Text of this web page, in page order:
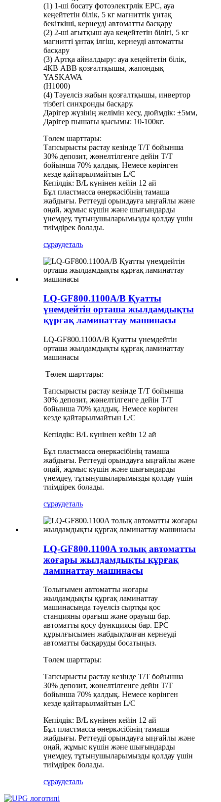
(1) 1-ші босату фотоэлектрлік EPC, ауа
кеңейтетін білік, 5 кг магниттік ұнтақ
бекіткіші, кернеуді автоматты басқару
(2) 2-ші ағытқыш ауа кеңейтетін білігі, 5 кг
магнитті ұнтақ ілгіш, кернеуді автоматты
басқару
(3) Артқа айналдыру: ауа кеңейтетін білік,
4КВ ABB қозғалтқышы, жапондық
YASKAWA
(H1000)
(4) Тәуелсіз жабын қозғалтқышы, инвертор
тізбегі синхронды басқару.
Дәрігер жүзінің желімін кесу, дюймдік: ±5мм,
Дәрігер пышағы қысымы: 10-100кг.
Төлем шарттары:
Тапсырысты растау кезінде T/T бойынша
30% депозит, жөнелтілгенге дейін T/T
бойынша 70% қалдық. Немесе көрінген
кезде қайтарылмайтын L/C
Кепілдік: B/L күнінен кейін 12 ай
Бұл пластмасса өнеркәсібінің тамаша
жабдығы. Реттеуді орындауға ыңғайлы және
оңай, жұмыс күшін және шығындарды
үнемдеу, тұтынушыларымызды қолдау үшін
тиімдірек болады.
сұраудеталь
LQ-GF800.1100A/B Қуатты
үнемдейтін орташа жылдамдықты
құрғақ ламинаттау машинасы
LQ-GF800.1100A/B Қуатты үнемдейтін
орташа жылдамдықты құрғақ ламинаттау
машинасы
Төлем шарттары:
Тапсырысты растау кезінде T/T бойынша
30% депозит, жөнелтілгенге дейін T/T
бойынша 70% қалдық. Немесе көрінген
кезде қайтарылмайтын L/C
Кепілдік: B/L күнінен кейін 12 ай
Бұл пластмасса өнеркәсібінің тамаша
жабдығы. Реттеуді орындауға ыңғайлы және
оңай, жұмыс күшін және шығындарды
үнемдеу, тұтынушыларымызды қолдау үшін
тиімдірек болады.
сұраудеталь
LQ-GF800.1100A толық автоматты
жоғары жылдамдықты құрғақ
ламинаттау машинасы
Толығымен автоматты жоғары
жылдамдықты құрғақ ламинаттау
машинасында тәуелсіз сыртқы қос
станцияны орағыш және орауыш бар.
автоматты қосу функциясы бар. EPC
құрылғысымен жабдықталған кернеуді
автоматты басқаруды босатыңыз.
Төлем шарттары:
Тапсырысты растау кезінде T/T бойынша
30% депозит, жөнелтілгенге дейін T/T
бойынша 70% қалдық. Немесе көрінген
кезде қайтарылмайтын L/C
Кепілдік: B/L күнінен кейін 12 ай
Бұл пластмасса өнеркәсібінің тамаша
жабдығы. Реттеуді орындауға ыңғайлы және
оңай, жұмыс күшін және шығындарды
үнемдеу, тұтынушыларымызды қолдау үшін
тиімдірек болады.
сұраудеталь